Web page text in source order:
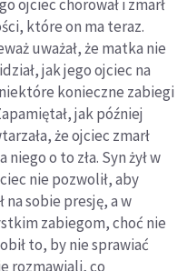
ojciec chorował i zmarł
które on ma teraz.
uważał, że matka nie
jak jego ojciec na
konieczne zabiegi
jak później
że ojciec zmarł
niego o to zła. Syn żył w
nie pozwolił, aby
na sobie presję, a w
zabiegom, choć nie
to, by nie sprawiać
rozmawiali, co